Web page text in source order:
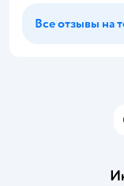
Все отзывы на